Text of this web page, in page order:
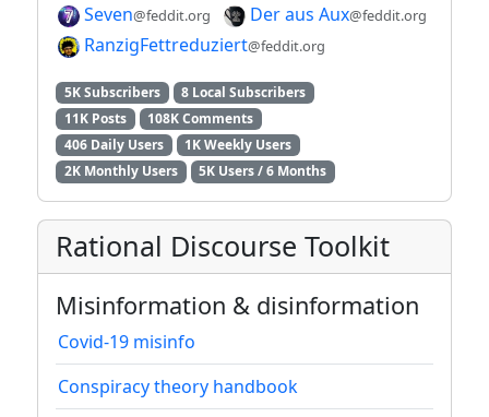
Seven@feddit.org Der aus Aux@feddit.org
RanzigFettreduziert@feddit.org
5K Subscribers
8 Local Subscribers
11K Posts
108K Comments
406 Daily Users
1K Weekly Users
2K Monthly Users
5K Users / 6 Months
Rational Discourse Toolkit
Misinformation & disinformation
Covid-19 misinfo
Conspiracy theory handbook